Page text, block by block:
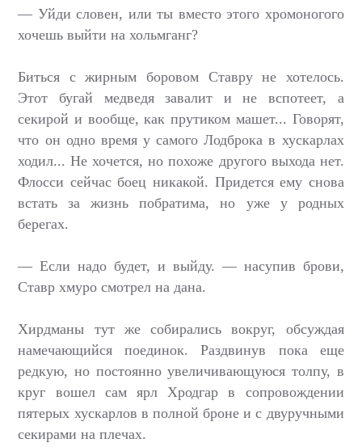
— Уйди словен, или ты вместо этого хромоногого
хочешь выйти на хольмганг?
Биться с жирным боровом Ставру не хотелось.
Этот бугай медведя завалит и не вспотеет, а
секирой и вообще, как прутиком машет... Говорят,
что он одно время у самого Лодброка в хускарлах
ходил... Не хочется, но похоже другого выхода нет.
Флосси сейчас боец никакой. Придется ему снова
встать за жизнь побратима, но уже у родных
берегах.
— Если надо будет, и выйду. — насупив брови,
Ставр хмуро смотрел на дана.
Хирдманы тут же собирались вокруг, обсуждая
намечающийся поединок. Раздвинув пока еще
редкую, но постоянно увеличивающуюся толпу, в
круг вошел сам ярл Хродгар в сопровождении
пятерых хускарлов в полной броне и с двуручными
секирами на плечах.